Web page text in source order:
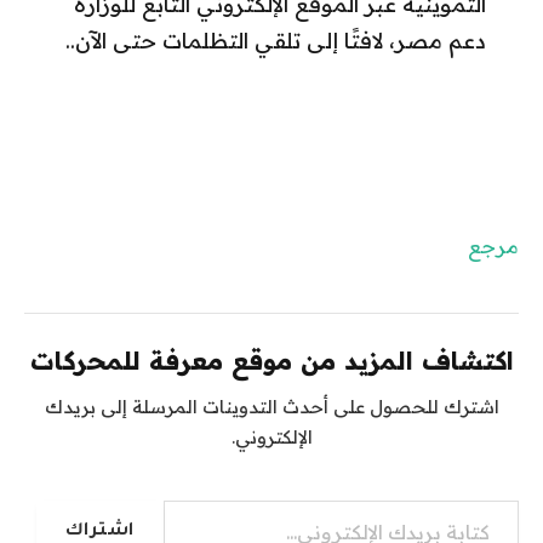
دعم مصر، لافتًا إلى تلقي التظلمات حتى الآن..
مرجع
اكتشاف المزيد من موقع معرفة للمحركات
اشترك للحصول على أحدث التدوينات المرسلة إلى بريدك
الإلكتروني.
كتابة بريدك الإلكتروني...
اشتراك